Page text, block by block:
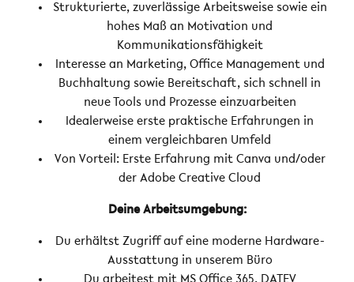
Strukturierte, zuverlässige Arbeitsweise sowie ein
hohes Maß an Motivation und
Kommunikationsfähigkeit
Interesse an Marketing, Office Management und
Buchhaltung sowie Bereitschaft, sich schnell in
neue Tools und Prozesse einzuarbeiten
Idealerweise erste praktische Erfahrungen in
einem vergleichbaren Umfeld
Von Vorteil: Erste Erfahrung mit Canva und/oder
der Adobe Creative Cloud
Deine Arbeitsumgebung:
Du erhältst Zugriff auf eine moderne Hardware-
Ausstattung in unserem Büro